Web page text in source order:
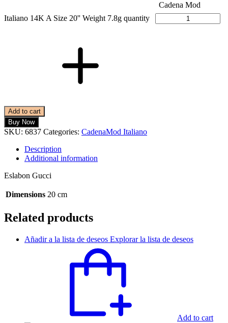
Cadena Mod
Italiano 14K A Size 20'' Weight 7.8g quantity
Add to cart
Buy Now
SKU: 6837 Categories: CadenaMod Italiano
Description
Additional information
Eslabon Gucci
Dimensions 20 cm
Related products
Añadir a la lista de deseos Explorar la lista de deseos
Add to cart